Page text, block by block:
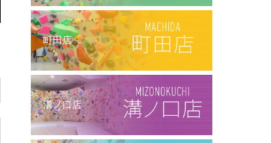
町田店
溝ノ口店